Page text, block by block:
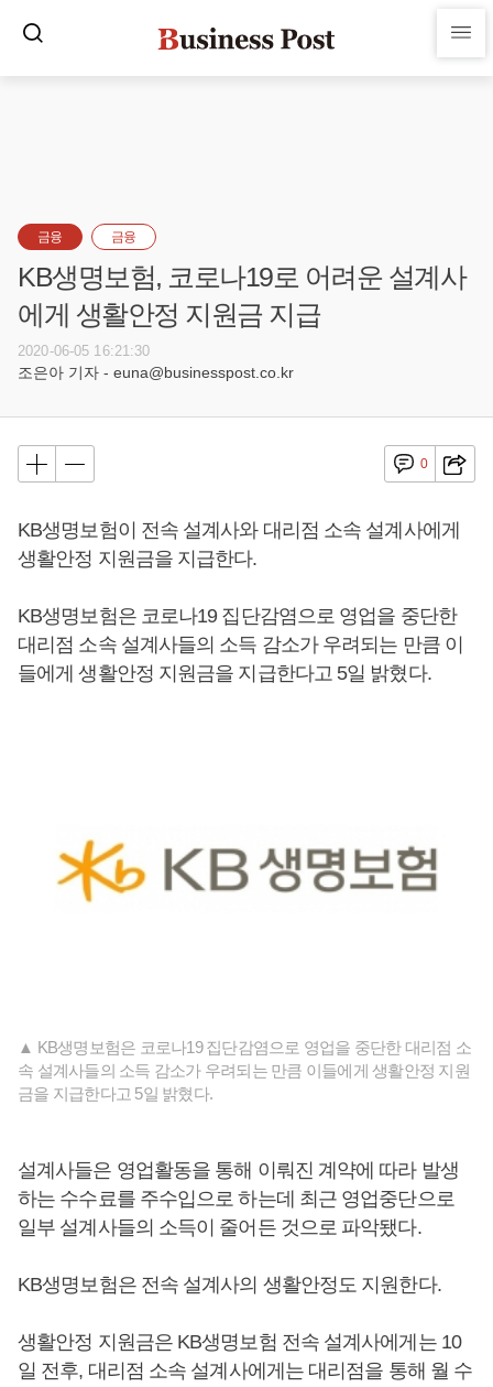
금융 금융
KB생명보험, 코로나19로 어려운 설계사
에게 생활안정 지원금 지급
2020-06-05 16:21:30
조은아 기자 - euna@businesspost.co.kr
0
KB생명보험이 전속 설계사와 대리점 소속 설계사에게
생활안정 지원금을 지급한다.
KB생명보험은 코로나19 집단감염으로 영업을 중단한
대리점 소속 설계사들의 소득 감소가 우려되는 만큼 이
들에게 생활안정 지원금을 지급한다고 5일 밝혔다.
▲ KB생명보험은 코로나19 집단감염으로 영업을 중단한 대리점 소
속 설계사들의 소득 감소가 우려되는 만큼 이들에게 생활안정 지원
금을 지급한다고 5일 밝혔다.
설계사들은 영업활동을 통해 이뤄진 계약에 따라 발생
하는 수수료를 주수입으로 하는데 최근 영업중단으로
일부 설계사들의 소득이 줄어든 것으로 파악됐다.
KB생명보험은 전속 설계사의 생활안정도 지원한다.
생활안정 지원금은 KB생명보험 전속 설계사에게는 10
일 전후, 대리점 소속 설계사에게는 대리점을 통해 월 수